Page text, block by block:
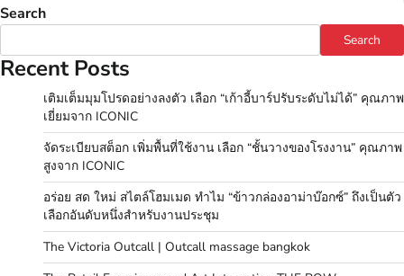
Search
Search
Recent Posts
เติมเต็มมุมโปรดอย่างลงตัว เลือก “เก้าอี้บาร์ปรับระดับไม่ได้” คุณภาพ
เยี่ยมจาก ICONIC
จัดระเบียบสต็อก เพิ่มพื้นที่ใช้งาน เลือก “ชั้นวางของโรงงาน” คุณภาพ
สูงจาก ICONIC
อร่อย สด ใหม่ สไตล์โฮมเมด ทำไม “ข้าวกล่องอาม่าบ๊อกซ์” ถึงเป็นตัว
เลือกอันดับหนึ่งสำหรับงานประชุม
The Victoria Outcall | Outcall massage bangkok